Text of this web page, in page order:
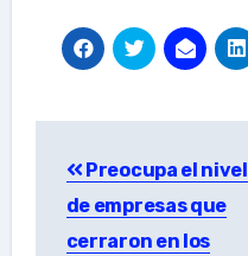
navigation
Preocupa el nivel
de empresas que
cerraron en los